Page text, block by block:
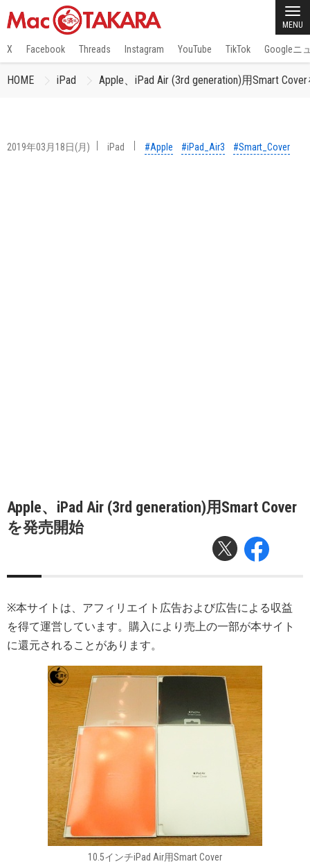
MENU
X Facebook Threads Instagram YouTube TikTok Googleニ
HOME iPad Apple、iPad Air (3rd generation)用Smart
2019年03月18日(月) iPad #Apple #iPad_Air3 #Smart_Cover
Apple、iPad Air (3rd generation)用Smart Cover
を発売開始
※本サイトは、アフィリエイト広告および広告による収益
を得て運営しています。購入により売上の一部が本サイト
に還元されることがあります。
10.5インチiPad Air用Smart Cover